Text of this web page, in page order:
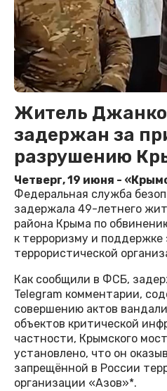
Житель
задержан за
разрушению
Четверг, 19 июня -
Федеральная служба
задержала 49-летнего
района Крыма по
к терроризму и
террористической
Как сообщили в ФСБ,
Telegram комментарии,
совершению актов
объектов критической
частности, Крымского
установлено, что он
запрещённой в России
организации «Азов»*.